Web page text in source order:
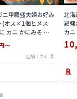
ニ甲羅盛夫婦お好み
(オス×1個とメス
カニ かにみそ 冷
そ むき身 ギフト
盛り 訳あり 特大 高
かに酢 家庭用 ズ
県 解凍するだけ 釜
凍結 マイナス60℃
～
店舗：かに楽
北
羅
カ
み
べ
ト
き